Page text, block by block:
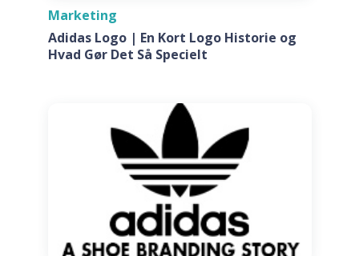
Marketing
Adidas Logo | En Kort Logo Historie og
Hvad Gør Det Så Specielt